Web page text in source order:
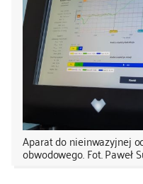
Aparat do nieinwazyjnej
obwodowego. Fot. Paweł